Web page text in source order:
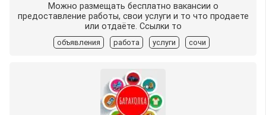
Можно размещать бесплатно вакансии о
предоставление работы, свои услуги и то что продаете
или отдаёте. Ссылки то
объявления работа услуги сочи